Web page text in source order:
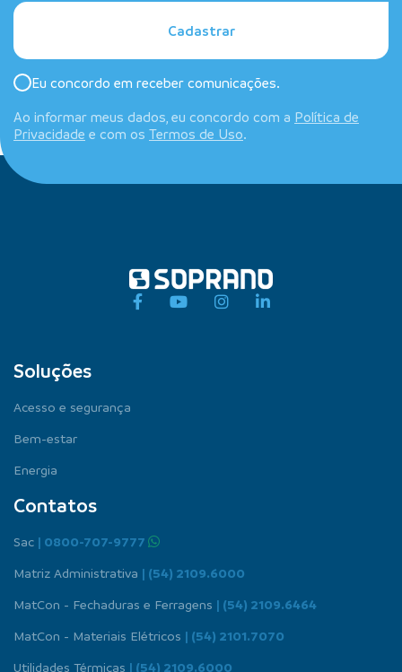
Cadastrar
Eu concordo em receber comunicações.
Ao informar meus dados, eu concordo com a Política de
Privacidade e com os Termos de Uso.
Soluções
Acesso e segurança
Bem-estar
Energia
Contatos
Sac | 0800-707-9777
Matriz Administrativa | (54) 2109.6000
MatCon - Fechaduras e Ferragens | (54) 2109.6464
MatCon - Materiais Elétricos | (54) 2101.7070
Utilidades Térmicas | (54) 2109.6000